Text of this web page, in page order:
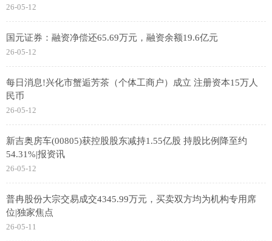
26-05-12
国元证券：融资净偿还65.69万元，融资余额19.6亿元
26-05-12
每日消息!兴化市蟹逅芳茶（个体工商户）成立 注册资本15万人
民币
26-05-12
新吉奥房车(00805)获控股股东减持1.55亿股 持股比例降至约
54.31%|报资讯
26-05-12
普冉股份大宗交易成交4345.99万元，买卖双方均为机构专用席
位|独家焦点
26-05-11